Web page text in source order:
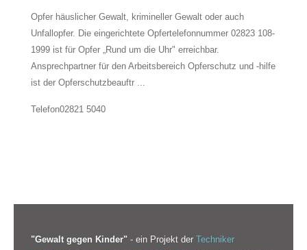
Opfer häuslicher Gewalt, krimineller Gewalt oder auch
Unfallopfer. Die eingerichtete Opfertelefonnummer 02823 108-
1999 ist für Opfer „Rund um die Uhr" erreichbar.
Ansprechpartner für den Arbeitsbereich Opferschutz und -hilfe
ist der Opferschutzbeauftr ...
Telefon02821 5040
"Gewalt gegen Kinder" - ein Projekt der Techniker